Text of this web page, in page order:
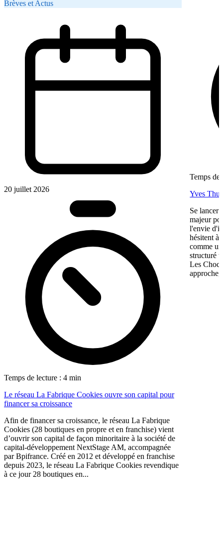
Brèves et Actus
20 juillet 2026
Temps de lecture : 4 min
Le réseau La Fabrique Cookies ouvre son capital pour
financer sa croissance
Afin de financer sa croissance, le réseau La Fabrique
Cookies (28 boutiques en propre et en franchise) vient
d’ouvrir son capital de façon minoritaire à la société de
capital-développement NextStage AM, accompagnée
par Bpifrance. Créé en 2012 et développé en franchise
depuis 2023, le réseau La Fabrique Cookies revendique
à ce jour 28 boutiques en...
Temps de
Yves
Se lancer
majeur
l'envie
hésitent à
comme
structuré
Les
approche,